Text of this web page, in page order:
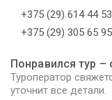
+375 (29) 614 44 53
+375 (29) 305 65 95
Понравился тур –
Туроператор
уточнит все детали.